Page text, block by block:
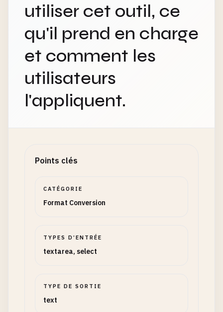
utiliser cet outil, ce
qu'il prend en charge
et comment les
utilisateurs
l'appliquent.
Points clés
CATÉGORIE
Format Conversion
TYPES D’ENTRÉE
textarea, select
TYPE DE SORTIE
text